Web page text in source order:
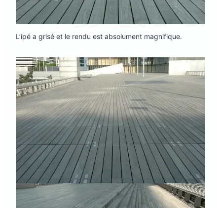
L’ipé a grisé et le rendu est absolument magnifique.